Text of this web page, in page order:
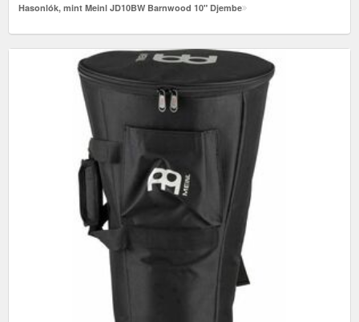
Hasonlók, mint Meinl JD10BW Barnwood 10" Djembe